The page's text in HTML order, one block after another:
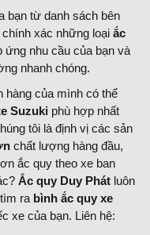
bạn từ danh sách bên
xác những loại ắc
ứng nhu cầu của bạn và
nhanh chóng.
hàng của mình có thể
Suzuki phù hợp nhất
tôi là định vị các sản
chất lượng hàng đầu,
ắc quy theo xe ban
Ắc quy Duy Phát luôn
ra bình ắc quy xe
xe của bạn. Liên hệ: